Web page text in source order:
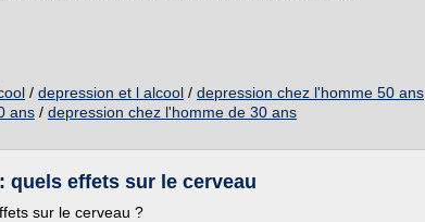
/ depression et l alcool / depression chez l'homme 50 ans
ans / depression chez l'homme de 30 ans
quels effets sur le cerveau
sur le cerveau ?